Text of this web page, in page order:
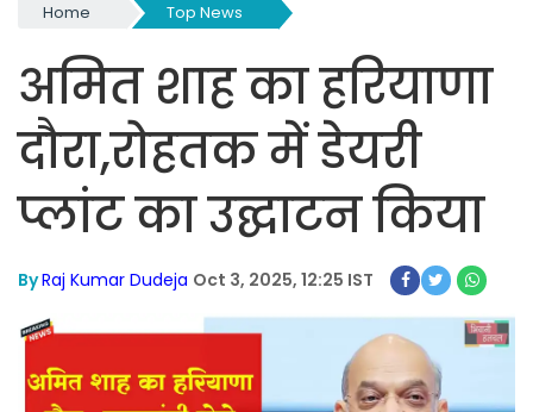
Home Top News
अमित शाह का हरियाणा
दौरा,रोहतक में डेयरी
प्लांट का उद्घाटन किया
ByRaj Kumar Dudeja Oct 3, 2025, 12:25 IST